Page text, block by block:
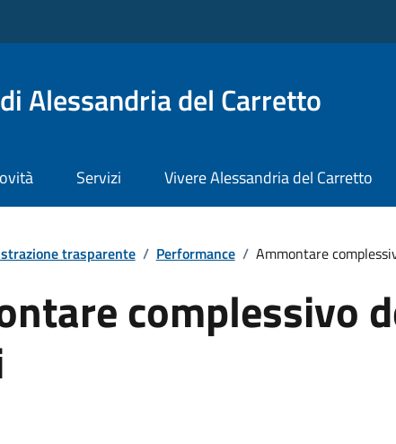
Alessandria del Carretto
Servizi Vivere Alessandria del Carretto
trasparente / Performance / Ammontare
complessivo